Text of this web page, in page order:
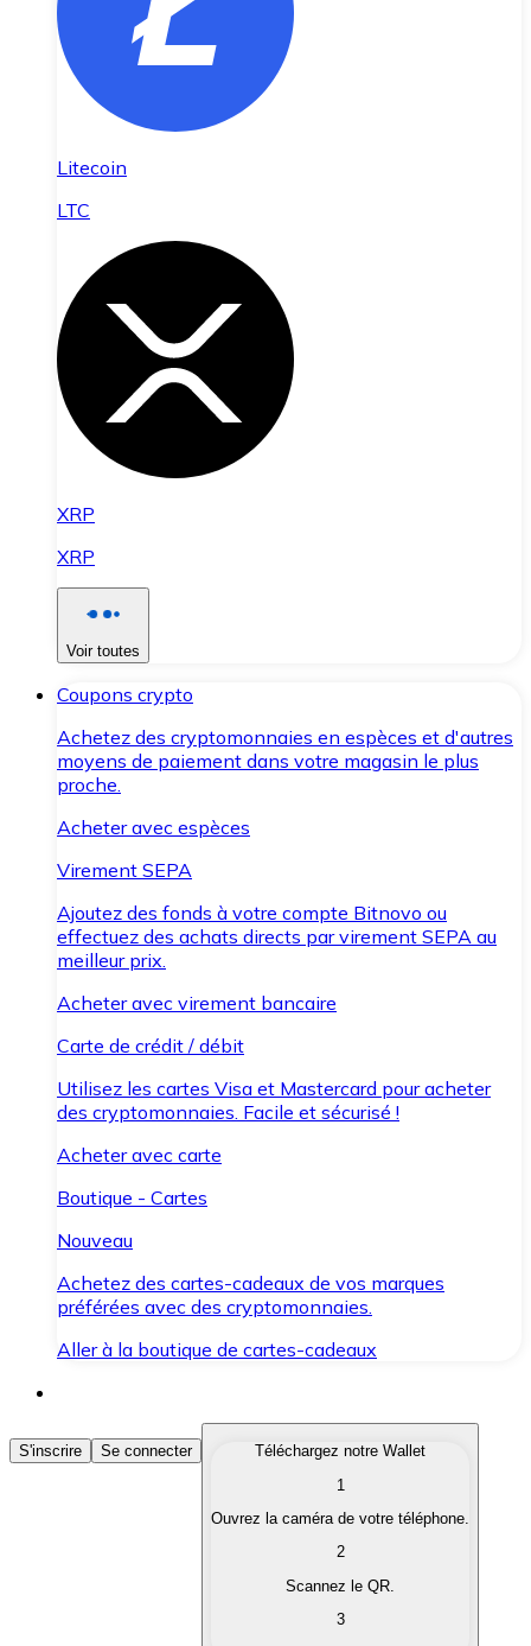
Litecoin
LTC
XRP
XRP
Voir toutes
Coupons crypto
Achetez des cryptomonnaies en espèces et d'autres
moyens de paiement dans votre magasin le plus
proche.
Acheter avec espèces
Virement SEPA
Ajoutez des fonds à votre compte Bitnovo ou
effectuez des achats directs par virement SEPA au
meilleur prix.
Acheter avec virement bancaire
Carte de crédit / débit
Utilisez les cartes Visa et Mastercard pour acheter
des cryptomonnaies. Facile et sécurisé !
Acheter avec carte
Boutique - Cartes
Nouveau
Achetez des cartes-cadeaux de vos marques
préférées avec des cryptomonnaies.
Aller à la boutique de cartes-cadeaux
Acheter des Cryptomonnaies
Achetez les cryptomonnaies qui vous intéressent
Convertissez vos cryptomonnaies en monnaie
S'inscrire Se connecter
Téléchargez notre Wallet
1
Ouvrez la caméra de votre téléphone.
2
Scannez le QR.
3